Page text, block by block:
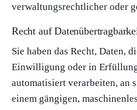
verwaltungsrechtlicher oder
Recht auf
Sie haben das Recht, Daten,
Einwilligung oder in
automatisiert verarbeiten, an
einem gängigen,